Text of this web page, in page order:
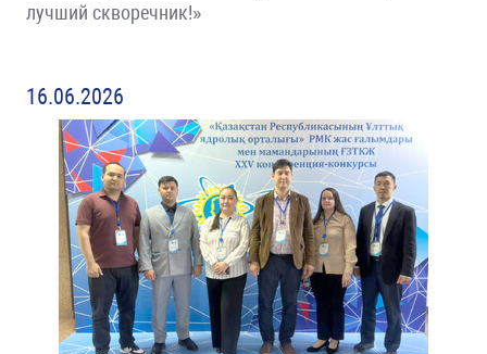
лучший скворечник!»
16.06.2026